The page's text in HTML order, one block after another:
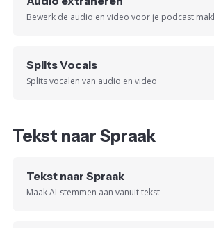
Bewerk de audio en video voor je podcast
Splits Vocals
Splits vocalen van audio en video
Tekst naar Spraak
Tekst naar Spraak
Maak AI-stemmen aan vanuit tekst